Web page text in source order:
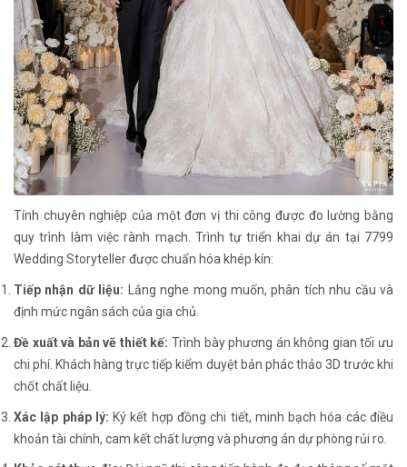
Tính chuyên nghiệp của một đơn vị thi công được đo lường bằng
quy trình làm việc rành mạch. Trình tự triển khai dự án tại 7799
Wedding Storyteller được chuẩn hóa khép kín:
Tiếp nhận dữ liệu: Lắng nghe mong muốn, phân tích nhu cầu và
định mức ngân sách của gia chủ.
Đề xuất và bản vẽ thiết kế: Trình bày phương án không gian tối ưu
chi phí. Khách hàng trực tiếp kiểm duyệt bản phác thảo 3D trước khi
chốt chất liệu.
Xác lập pháp lý: Ký kết hợp đồng chi tiết, minh bạch hóa các điều
khoản tài chính, cam kết chất lượng và phương án dự phòng rủi ro.